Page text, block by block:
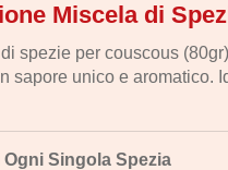
Miscela di
spezie per couscous
sapore unico e aromatico.
Ogni Singola Spezia